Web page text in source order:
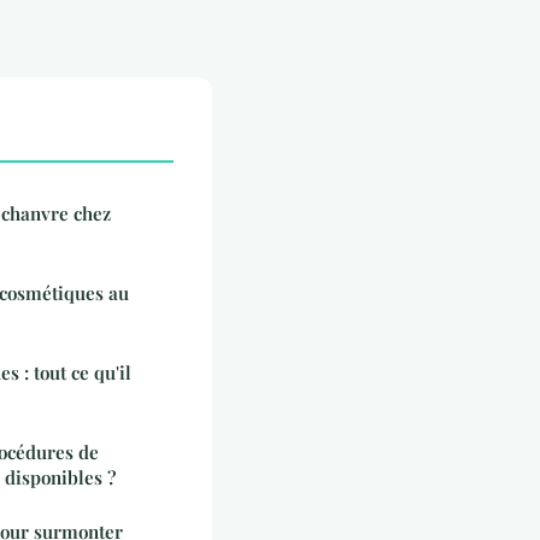
chez
au
: tout ce qu'il
de
?
surmonter